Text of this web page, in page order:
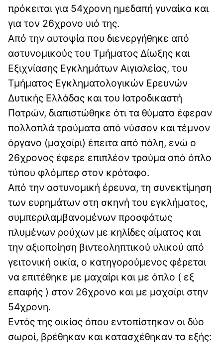
πρόκειται για 54χρονη ημεδαπή γυναίκα και
για τον 26χρονο υιό της.
Από την αυτοψία που διενεργήθηκε από
αστυνομικούς του Τμήματος Δίωξης και
Εξιχνίασης Εγκλημάτων Αιγιαλείας, του
Τμήματος Εγκληματολογικών Ερευνών
Δυτικής Ελλάδας και του Ιατροδικαστή
Πατρών, διαπιστώθηκε ότι τα θύματα έφεραν
πολλαπλά τραύματα από νύσσον και τέμνον
όργανο (μαχαίρι) έπειτα από πάλη, ενώ ο
26χρονος έφερε επιπλέον τραύμα από όπλο
τύπου φλόμπερ στον κρόταφο.
Από την αστυνομική έρευνα, τη συνεκτίμηση
των ευρημάτων στη σκηνή του εγκλήματος,
συμπεριλαμβανομένων προσφάτως
πλυμένων ρούχων με κηλίδες αίματος και
την αξιοποίηση βιντεοληπτικού υλικού από
γειτονική οικία, ο κατηγορούμενος φέρεται
να επιτέθηκε με μαχαίρι και με όπλο ( εξ
επαφής ) στον 26χρονο και με μαχαίρι στην
54χρονη.
Εντός της οικίας όπου εντοπίστηκαν οι δύο
σωροί, βρέθηκαν και κατασχέθηκαν τα εξής: